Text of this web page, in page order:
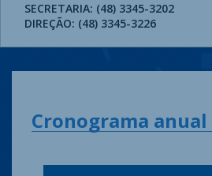
SECRETARIA: (48) 3345-3202
DIREÇÃO: (48) 3345-3226
Cronograma anual